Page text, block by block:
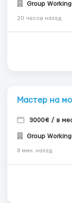
Group Working
20 часов назад
Мастер на
3000€ / в
Group Working
8 мин. назад